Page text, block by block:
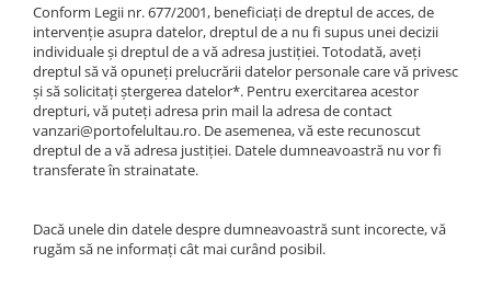
Conform Legii nr. 677/2001, beneficiaţi de dreptul de acces, de
intervenţie asupra datelor, dreptul de a nu fi supus unei decizii
individuale şi dreptul de a vă adresa justiţiei. Totodată, aveţi
dreptul să vă opuneţi prelucrării datelor personale care vă privesc
şi să solicitaţi ştergerea datelor*. Pentru exercitarea acestor
drepturi, vă puteţi adresa prin mail la adresa de contact
vanzari@portofelultau.ro. De asemenea, vă este recunoscut
dreptul de a vă adresa justiţiei. Datele dumneavoastră nu vor fi
transferate în strainatate.
Dacă unele din datele despre dumneavoastră sunt incorecte, vă
rugăm să ne informaţi cât mai curând posibil.